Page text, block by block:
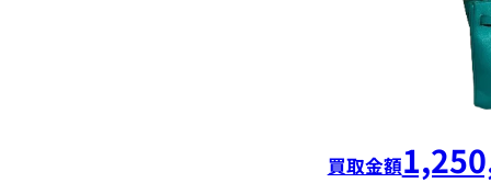
買取金額